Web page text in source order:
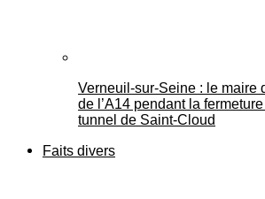
Verneuil-sur-Seine : le maire
de l’A14 pendant la
tunnel de Saint-Cloud
Faits divers